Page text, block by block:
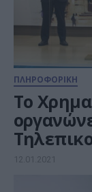
ΠΛΗΡΟΦΟΡΙΚΗ
Το
12.01.2021